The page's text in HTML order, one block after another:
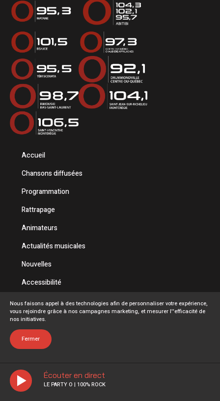
Écouter en direct
LE PARTY O | 100% ROCK
Accueil
Chansons diffusées
Programmation
Rattrapage
Animateurs
Actualités musicales
Nouvelles
Accessibilité
Politique de confidentialité
Conditions d'utilisation
FAQ
Nous faisons appel à des technologies afin de personnaliser votre expérience,
vous rejoindre grâce à nos campagnes marketing, et mesurer l''efficacité de
nos initiatives.
Fermer